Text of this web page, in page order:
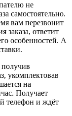
не
самостоятельно.
вам перезвонит
заказа, ответит
особенностей. А
получив
укомплектовав
на
Получает
телефон и ждёт